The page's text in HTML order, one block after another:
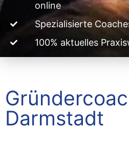
online
Spezialisierte
100% aktuelles
Darmstadt